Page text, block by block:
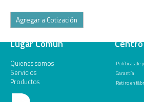
Agregar a Cotización
Lugar Común
Quienes somos
Servicios
Productos
Políticas de
Garantía
Retiro en